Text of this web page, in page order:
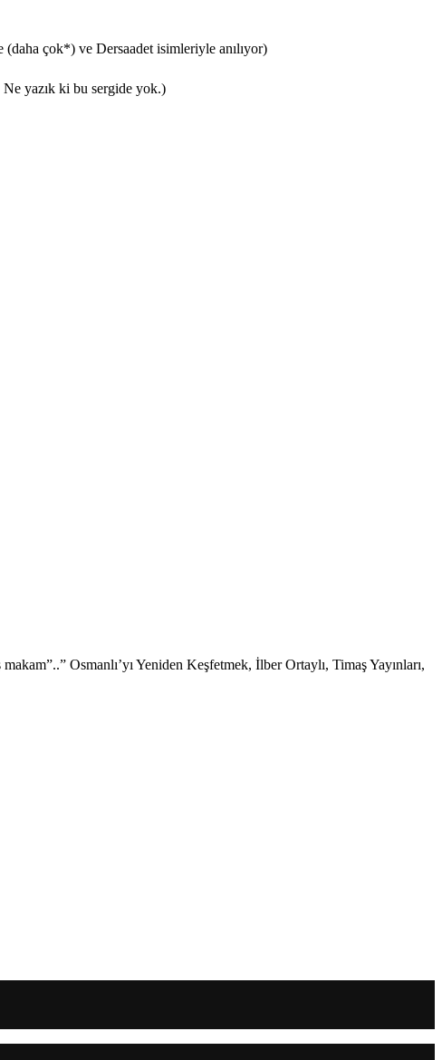
çok*) ve Dersaadet isimleriyle anılıyor)
Ne yazık ki bu sergide yok.)
Osmanlı’yı Yeniden Keşfetmek, İlber Ortaylı, Timaş Yayınları,